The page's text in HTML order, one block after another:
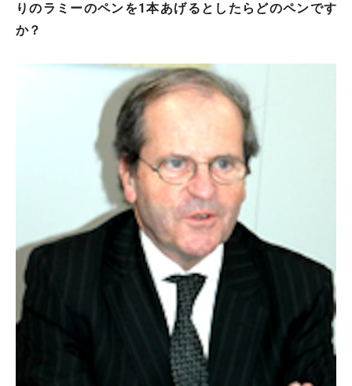
りのラミーのペンを1本あげるとしたらどのペンです
か？